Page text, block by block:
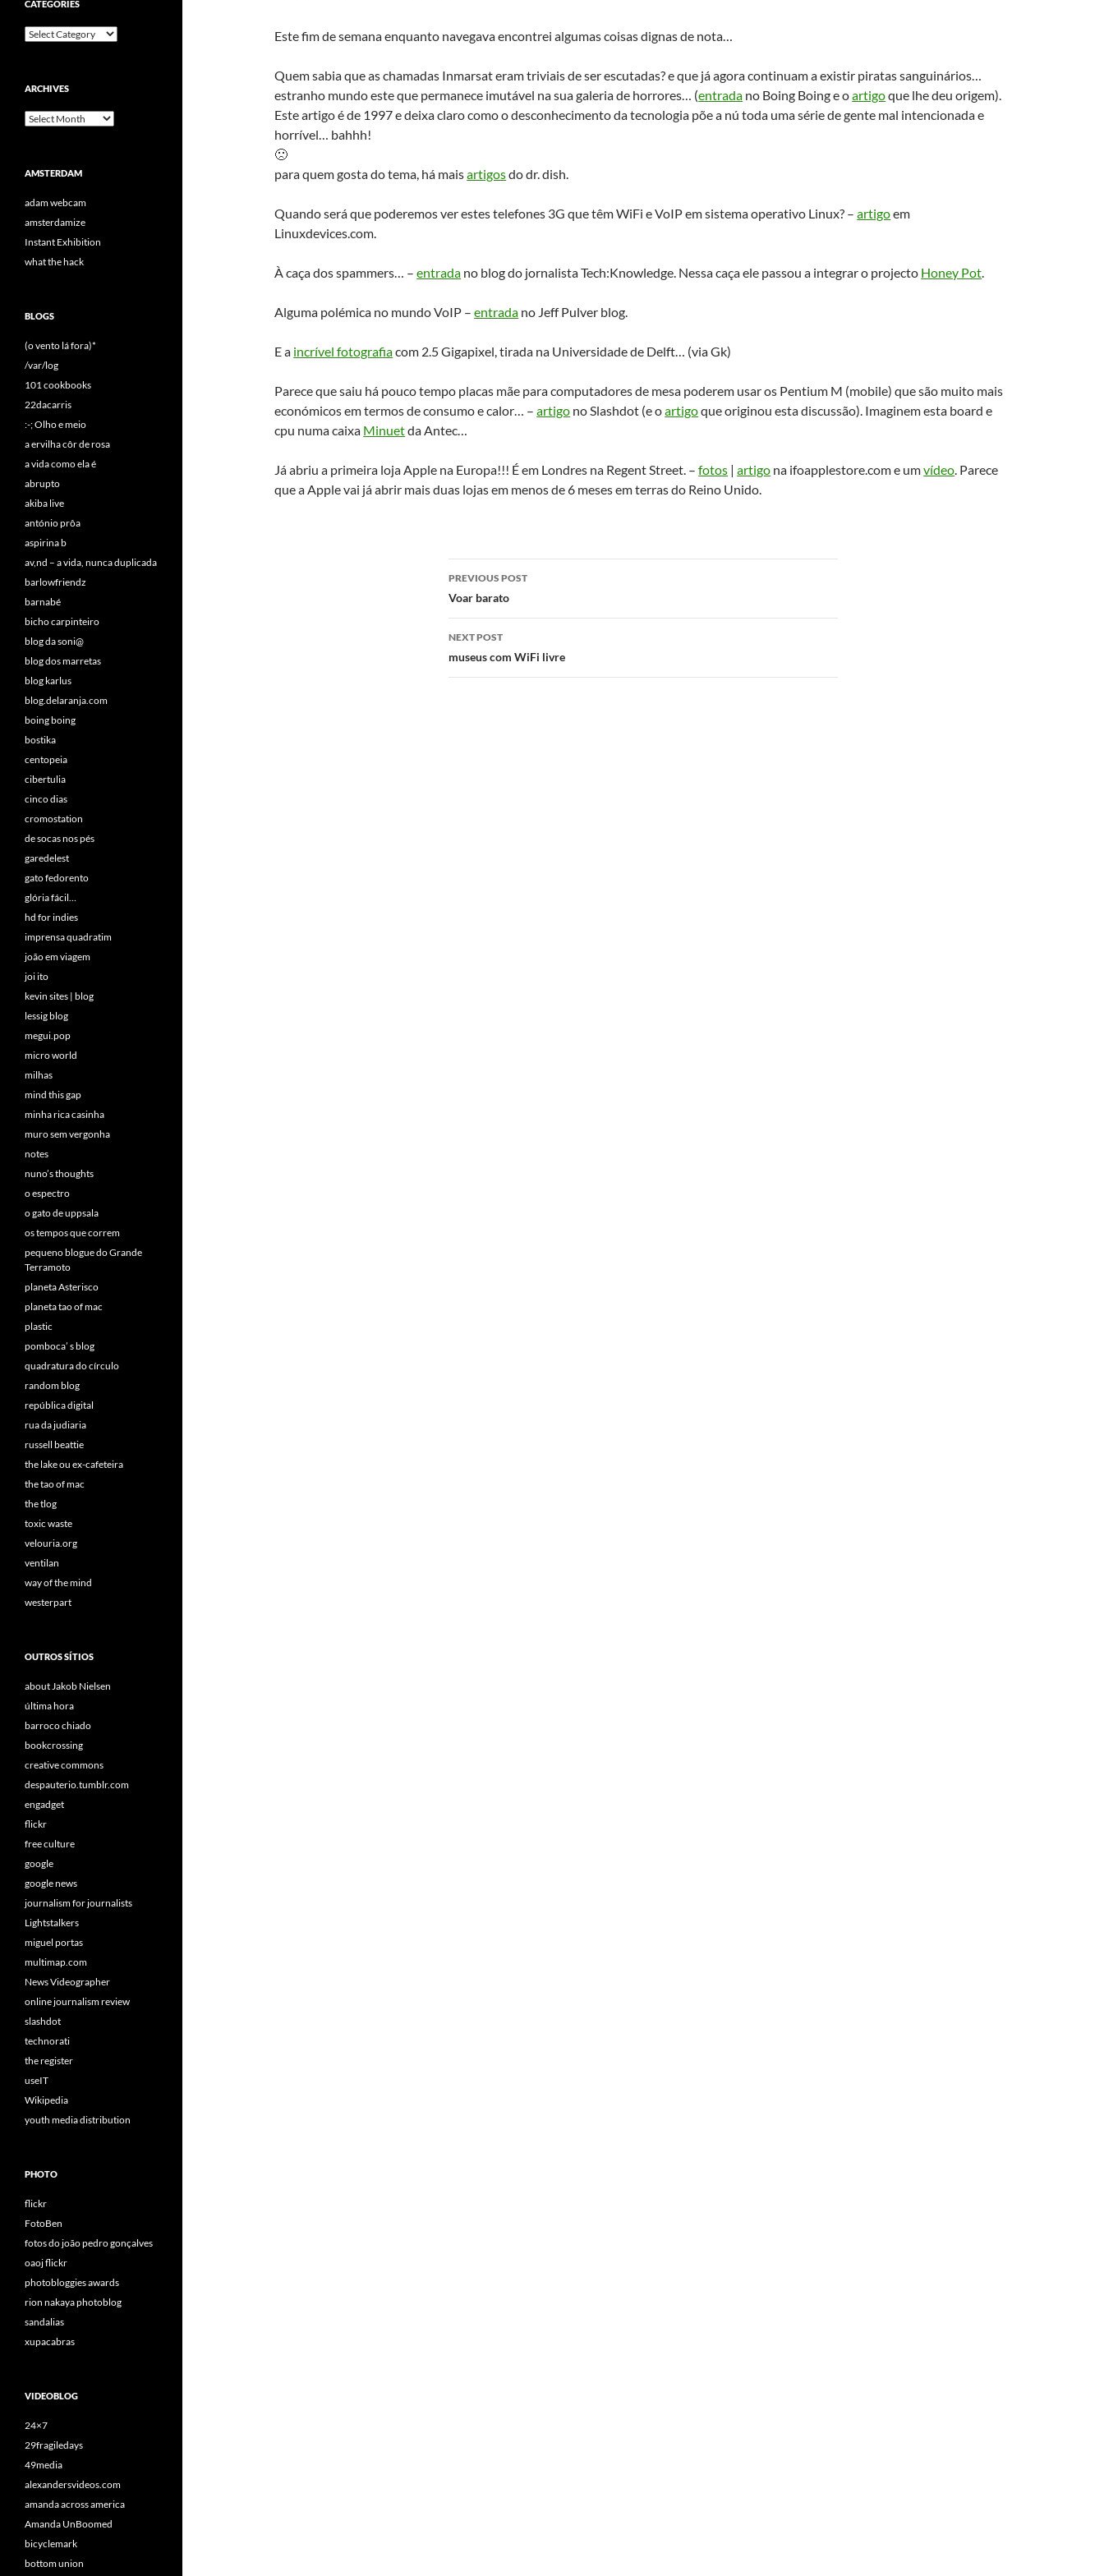
Este fim de semana enquanto navegava encontrei algumas coisas dignas de nota…
Quem sabia que as chamadas Inmarsat eram triviais de ser escutadas? e que já agora continuam a existir piratas sanguinários…
estranho mundo este que permanece imutável na sua galeria de horrores… (entrada no Boing Boing e oartigoque lhe deu origem).
Este artigo é de 1997 e deixa claro como o desconhecimento da tecnologia põe a nú toda uma série de gente mal intencionada e
horrível… bahhh!
🙁
para quem gosta do tema, há maisartigosdo dr. dish.
Quando será que poderemos ver estes telefones 3G que têm WiFi e VoIP em sistema operativo Linux? –artigoem
Linuxdevices.com.
À caça dos spammers… –entrada no blog do jornalista Tech:Knowledge. Nessa caça ele passou a integrar o projecto Honey Pot.
Alguma polémica no mundo VoIP –entrada no Jeff Pulver blog.
E a incrível fotografiacom 2.5 Gigapixel, tirada na Universidade de Delft… (via Gk)
Parece que saiu há pouco tempo placas mãe para computadores de mesa poderem usar os Pentium M (mobile) que são muito mais
económicos em termos de consumo e calor… –artigo no Slashdot (e oartigoque originou esta discussão). Imaginem esta board e
cpu numa caixa Minuetda Antec…
Já abriu a primeira loja Apple na Europa!!! É em Londres na Regent Street. –fotos |artigo na ifoapplestore.com e umvídeo. Parece
que a Apple vai já abrir mais duas lojas em menos de 6 meses em terras do Reino Unido.
Post
navigation
PREVIOUS POST
Voar barato
NEXT POST
museus com WiFi livre
CATEGORIES
Categories
ARCHIVES
Archives
AMSTERDAM
adam webcam
amsterdamize
Instant Exhibition
what the hack
BLOGS
(o vento lá fora)*
/var/log
101 cookbooks
22dacarris
:-; Olho e meio
a ervilha côr de rosa
a vida como ela é
abrupto
akiba live
antónio prôa
aspirina b
av,nd – a vida, nunca duplicada
barlowfriendz
barnabé
bicho carpinteiro
blog da soni@
blog dos marretas
blog karlus
blog.delaranja.com
boing boing
bostika
centopeia
cibertulia
cinco dias
cromostation
de socas nos pés
garedelest
gato fedorento
glória fácil…
hd for indies
imprensa quadratim
joão em viagem
joi ito
kevin sites | blog
lessig blog
megui.pop
micro world
milhas
mind this gap
minha rica casinha
muro sem vergonha
notes
nuno’s thoughts
o espectro
o gato de uppsala
os tempos que correm
pequeno blogue do Grande
Terramoto
planeta Asterisco
planeta tao of mac
plastic
pomboca’ s blog
quadratura do círculo
random blog
república digital
rua da judiaria
russell beattie
the lake ou ex-cafeteira
the tao of mac
the tlog
toxic waste
velouria.org
ventilan
way of the mind
westerpart
OUTROS SÍTIOS
about Jakob Nielsen
última hora
barroco chiado
bookcrossing
creative commons
despauterio.tumblr.com
engadget
flickr
free culture
google
google news
journalism for journalists
Lightstalkers
miguel portas
multimap.com
News Videographer
online journalism review
slashdot
technorati
the register
useIT
Wikipedia
youth media distribution
PHOTO
flickr
FotoBen
fotos do joão pedro gonçalves
oaoj flickr
photobloggies awards
rion nakaya photoblog
sandalias
xupacabras
VIDEOBLOG
24×7
29fragiledays
49media
alexandersvideos.com
amanda across america
Amanda UnBoomed
bicyclemark
bottom union